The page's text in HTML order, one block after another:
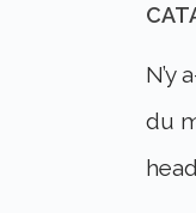
N’y
du
head